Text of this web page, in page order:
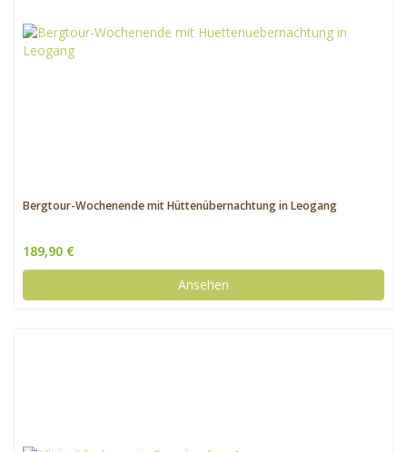
Bergtour-Wochenende mit Hüttenübernachtung in Leogang
189,90 €
Ansehen